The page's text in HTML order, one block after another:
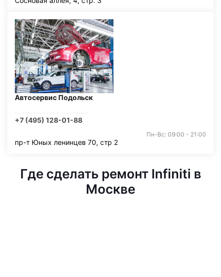
Автосервис Подольск
+7 (495) 128-01-88
Пн-Вс: 09:00 - 21:00
пр-т Юных ленинцев 70, стр 2
Где сделать ремонт Infiniti в
Москве